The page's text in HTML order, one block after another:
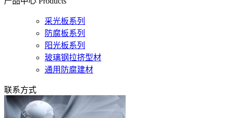
采光板系列
防腐板系列
阳光板系列
玻璃钢拉挤型材
通用防腐建材
联系方式